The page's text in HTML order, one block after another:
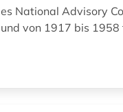
National Advisory
von 1917 bis 1958